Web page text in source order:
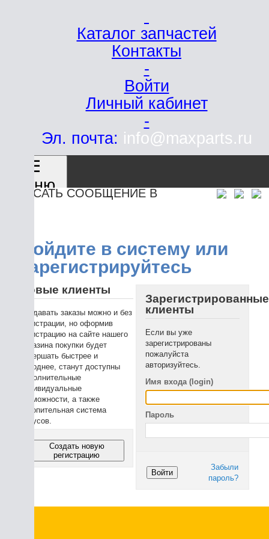
Каталог запчастей
Контакты
Войти
Личный кабинет
Эл. почта:info@maxparts.ru
СООБЩЕНИЕ В
в систему или
клиенты
заказы можно и без
но оформив
на сайте нашего
покупки будет
быстрее и
станут доступны
а также
система
Зарегистрированные
клиенты
Если вы уже
зарегистрированы
пожалуйста
авторизуйтесь.
Имя входа (login)
Создать новую
регистрацию
Забыли
пароль?